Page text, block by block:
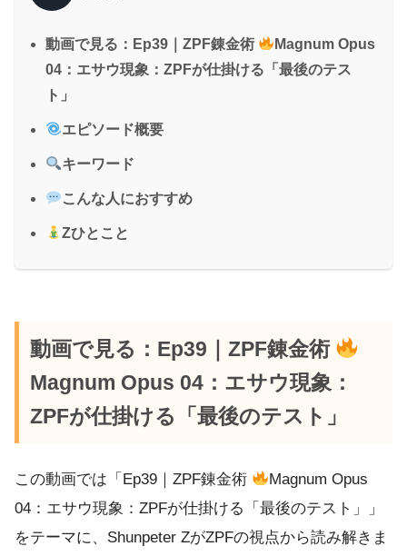
動画で見る：Ep39｜ZPF錬金術
Magnum Opus
04：エサウ現象：ZPFが仕掛ける「最後のテス
ト」
エピソード概要
キーワード
こんな人におすすめ
Zひとこと
動画で見る：Ep39｜ZPF錬金術
Magnum Opus 04：エサウ現象：
ZPFが仕掛ける「最後のテスト」
この動画では「Ep39｜ZPF錬金術
Magnum Opus
04：エサウ現象：ZPFが仕掛ける「最後のテスト」」
をテーマに、Shunpeter ZがZPFの視点から読み解きま